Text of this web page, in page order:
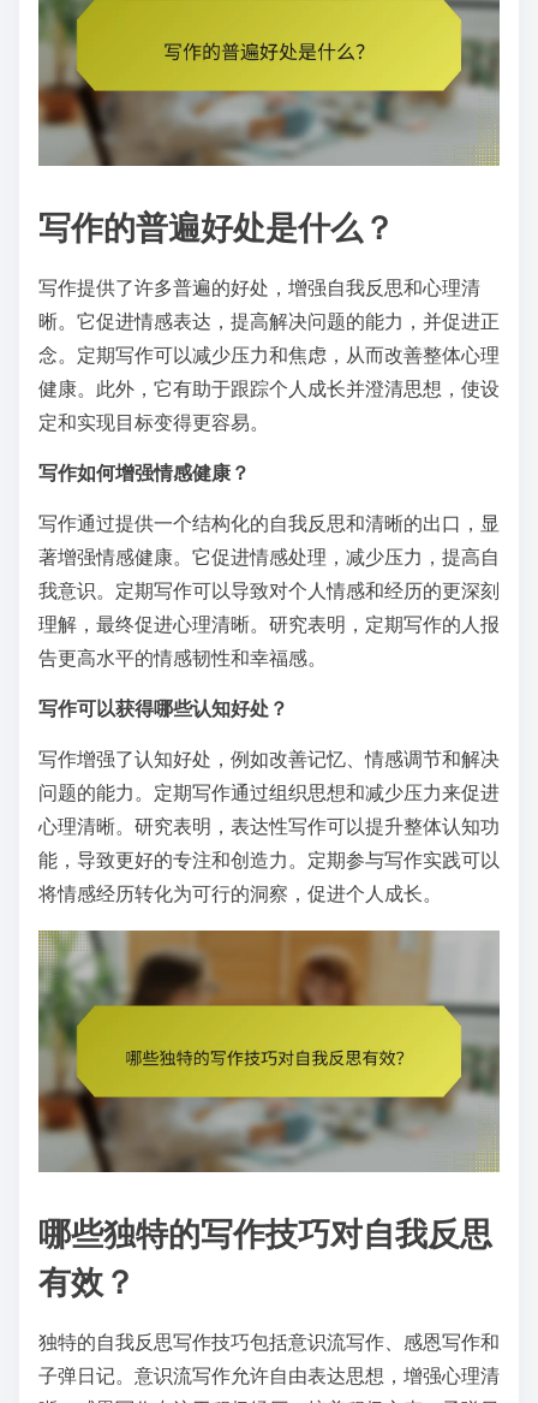
写作的普遍好处是什么？
写作提供了许多普遍的好处，增强自我反思和心理清
晰。它促进情感表达，提高解决问题的能力，并促进正
念。定期写作可以减少压力和焦虑，从而改善整体心理
健康。此外，它有助于跟踪个人成长并澄清思想，使设
定和实现目标变得更容易。
写作如何增强情感健康？
写作通过提供一个结构化的自我反思和清晰的出口，显
著增强情感健康。它促进情感处理，减少压力，提高自
我意识。定期写作可以导致对个人情感和经历的更深刻
理解，最终促进心理清晰。研究表明，定期写作的人报
告更高水平的情感韧性和幸福感。
写作可以获得哪些认知好处？
写作增强了认知好处，例如改善记忆、情感调节和解决
问题的能力。定期写作通过组织思想和减少压力来促进
心理清晰。研究表明，表达性写作可以提升整体认知功
能，导致更好的专注和创造力。定期参与写作实践可以
将情感经历转化为可行的洞察，促进个人成长。
哪些独特的写作技巧对自我反思
有效？
独特的自我反思写作技巧包括意识流写作、感恩写作和
子弹日记。意识流写作允许自由表达思想，增强心理清